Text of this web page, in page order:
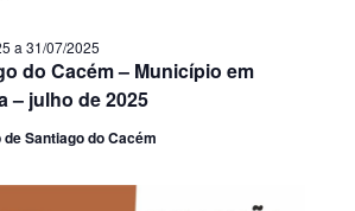
do Cacém – Município em
– julho de 2025
a 31/07/2025
Santiago do Cacém